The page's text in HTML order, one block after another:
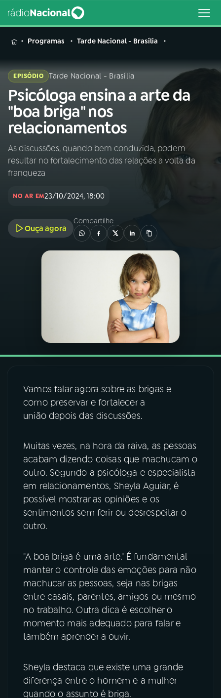
MENU
Buscar
na
Rádio
Nacional
Buscar
AO VIVO
VIDEOCASTS
08 FESTIVAL DE MÚSICA
YouTube Facebook
Instagram X
TikTok
Programas Tarde Nacional - Brasília
EPISÓDIO Tarde Nacional - Brasília
Psicóloga ensina a arte da
"boa briga" nos
relacionamentos
As discussões, quando bem conduzida, podem
resultar no fortalecimento das relações a volta da
franqueza
NO AR EM23/10/2024, 18:00
Ouça agora
Compartilhe
Vamos falar agora sobre as brigas e
como preservar e fortalecer a
união depois das discussões.
Muitas vezes, na hora da raiva, as pessoas
acabam dizendo coisas que machucam o
outro. Segundo a psicóloga e especialista
em relacionamentos, Sheyla Aguiar, é
possível mostrar as opiniões e os
sentimentos sem ferir ou desrespeitar o
outro.
"A boa briga é uma arte." É fundamental
manter o controle das emoções para não
machucar as pessoas, seja nas brigas
entre casais, parentes, amigos ou mesmo
no trabalho. Outra dica é escolher o
momento mais adequado para falar e
também aprender a ouvir.
Sheyla destaca que existe uma grande
diferença entre o homem e a mulher
quando o assunto é briga.